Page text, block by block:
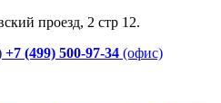
проезд, 2 стр 12.
+7 (499) 500-97-34 (офис)